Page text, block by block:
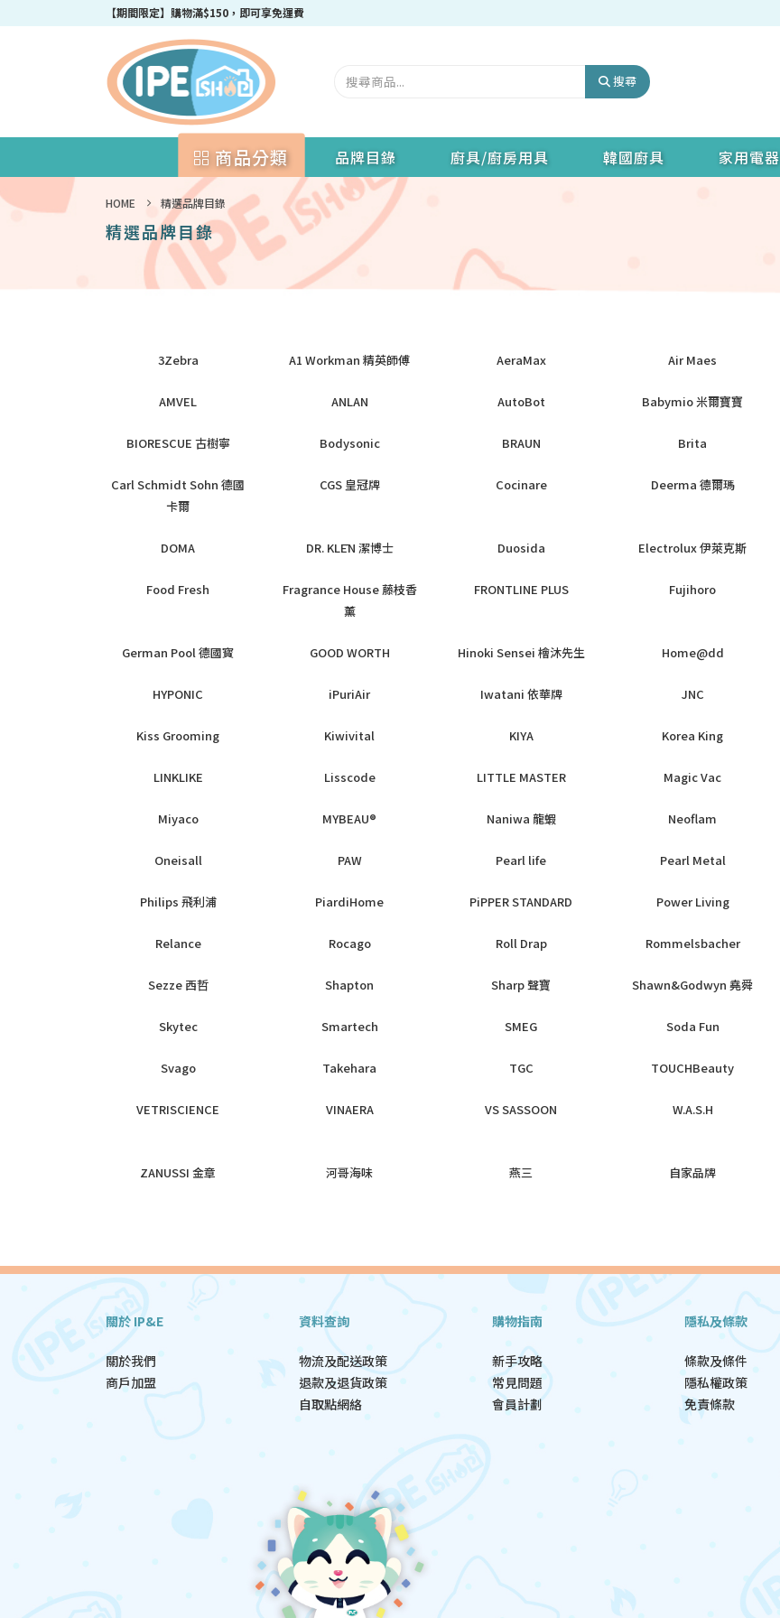
【期間限定】購物滿$150，即可享免運費
搜尋
商品分類 品牌目錄 廚具/廚房用具 韓國廚具 家用電器
HOME 精選品牌目錄
精選品牌目錄
3Zebra A1 Workman 精英師傅 AeraMax Air Maes
AMVEL ANLAN AutoBot Babymio 米爾寶寶
BIORESCUE 古樹寧 Bodysonic BRAUN Brita
Carl Schmidt Sohn 德國
卡爾
CGS 皇冠牌 Cocinare Deerma 德爾瑪
DOMA DR. KLĒN 潔博士 Duosida Electrolux 伊萊克斯
Food Fresh
Fragrance House 藤枝香
薰
FRONTLINE PLUS Fujihoro
German Pool 德國寳 GOOD WORTH Hinoki Sensei 檜沐先生 Home@dd
HYPONIC iPuriAir Iwatani 依華牌 JNC
Kiss Grooming Kiwivital KIYA Korea King
LINKLIKE Lisscode LITTLE MASTER Magic Vac
Miyaco MYBEAU® Naniwa 龍蝦 Neoflam
Oneisall PAW Pearl life Pearl Metal
Philips 飛利浦 PiardiHome PiPPER STANDARD Power Living
Relance Rocago Roll Drap Rommelsbacher
Sezze 西哲 Shapton Sharp 聲寶 Shawn&Godwyn 堯舜
Skytec Smartech SMEG Soda Fun
Svago Takehara TGC TOUCHBeauty
VETRISCIENCE VINAERA VS SASSOON W.A.S.H
ZANUSSI 金章 河哥海味 燕三 自家品牌
關於 IP&E
關於我們
商戶加盟
資料查詢
物流及配送政策
退款及退貨政策
自取點網絡
購物指南
新手攻略
常見問題
會員計劃
隱私及條款
條款及條件
隱私權政策
免責條款